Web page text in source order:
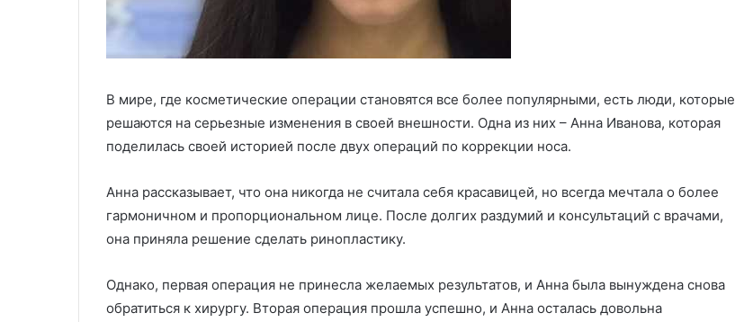
В мире, где косметические операции становятся все более популярными, есть люди, которые
решаются на серьезные изменения в своей внешности. Одна из них – Анна Иванова, которая
поделилась своей историей после двух операций по коррекции носа.
Анна рассказывает, что она никогда не считала себя красавицей, но всегда мечтала о более
гармоничном и пропорциональном лице. После долгих раздумий и консультаций с врачами,
она приняла решение сделать ринопластику.
Однако, первая операция не принесла желаемых результатов, и Анна была вынуждена снова
обратиться к хирургу. Вторая операция прошла успешно, и Анна осталась довольна